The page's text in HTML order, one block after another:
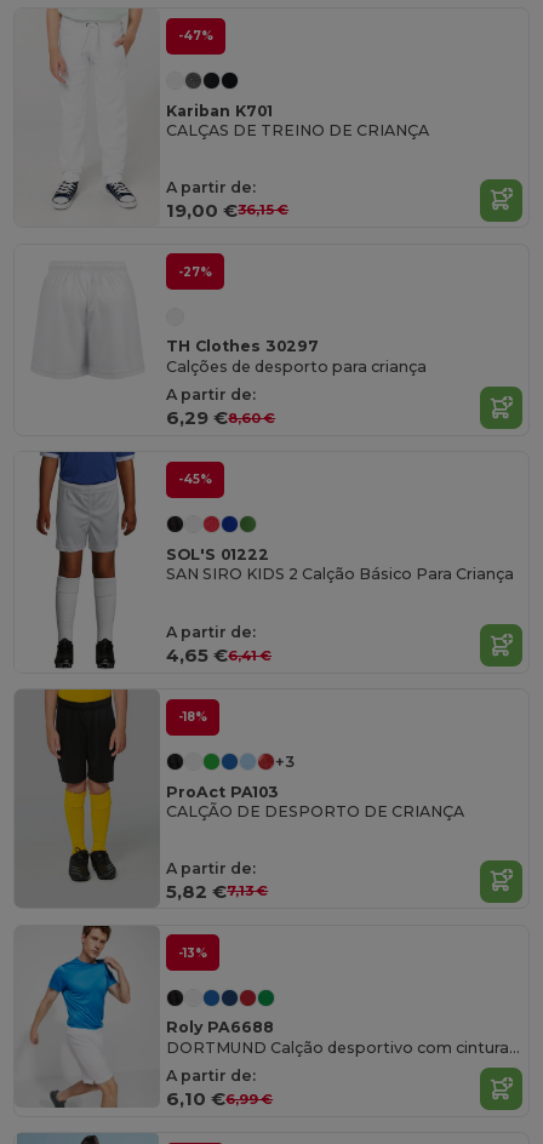
-47%
Kariban K701
CALÇAS DE TREINO DE CRIANÇA
A partir de:
19,00 €36,15 €
-27%
TH Clothes 30297
Calções de desporto para criança
A partir de:
6,29 €8,60 €
-45%
SOL'S 01222
SAN SIRO KIDS 2 Calção Básico Para Criança
A partir de:
4,65 €6,41 €
-18%
+3
ProAct PA103
CALÇÃO DE DESPORTO DE CRIANÇA
A partir de:
5,82 €7,13 €
-13%
Roly PA6688
DORTMUND Calção desportivo com cintura elástica ajustável com cordão interior e pesponto de segurança
A partir de:
6,10 €6,99 €